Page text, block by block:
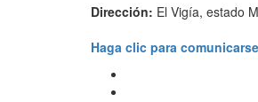
Dirección: El Vigía, estado
Haga clic para